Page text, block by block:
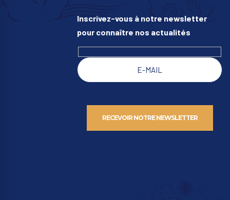
Inscrivez-vous à notre newsletter
pour connaître nos actualités